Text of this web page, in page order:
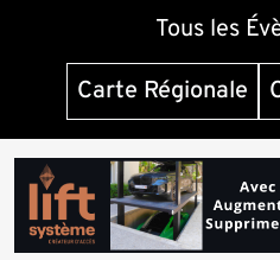
Tous les
Carte Régionale